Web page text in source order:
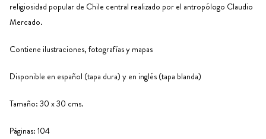
religiosidad popular de Chile central realizado por el antropólogo Claudio
Mercado.
Contiene ilustraciones, fotografías y mapas
Disponible en español (tapa dura) y en inglés (tapa blanda)
Tamaño: 30 x 30 cms.
Páginas: 104